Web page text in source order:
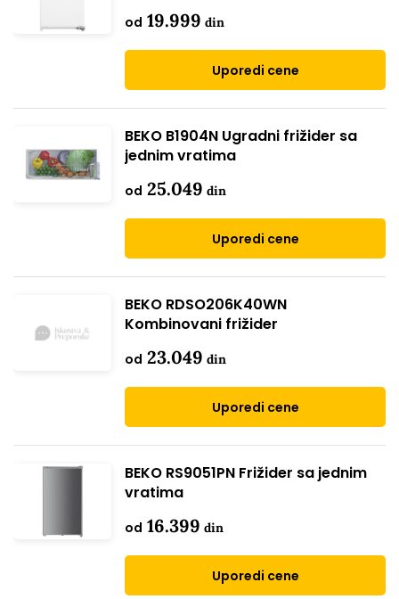
od 19.999 din
Uporedi cene
BEKO B1904N Ugradni frižider sa
jednim vratima
od 25.049 din
Uporedi cene
BEKO RDSO206K40WN
Kombinovani frižider
od 23.049 din
Uporedi cene
BEKO RS9051PN Frižider sa jednim
vratima
od 16.399 din
Uporedi cene